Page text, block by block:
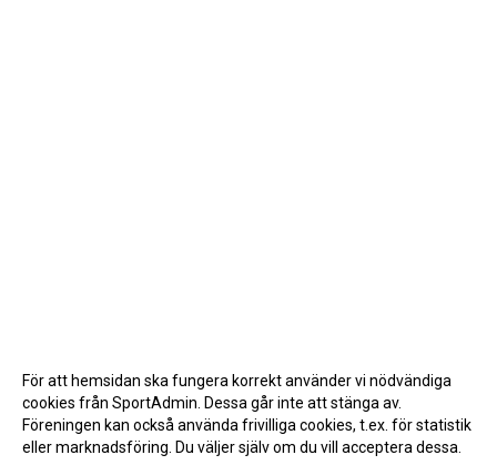
För att hemsidan ska fungera korrekt använder vi nödvändiga
cookies från SportAdmin. Dessa går inte att stänga av.
Föreningen kan också använda frivilliga cookies, t.ex. för statistik
eller marknadsföring. Du väljer själv om du vill acceptera dessa.